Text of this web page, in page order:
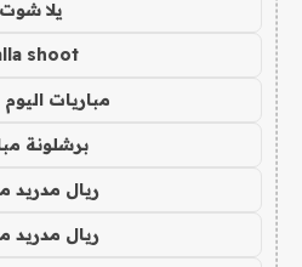
يلا شوت
shoot
مباريات
برشلونة
ريال مدريد
ريال مدريد